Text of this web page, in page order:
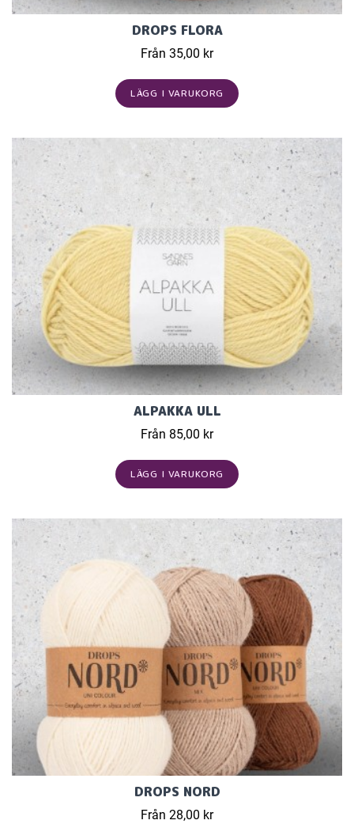
DROPS FLORA
Från 35,00 kr
LÄGG I VARUKORG
ALPAKKA ULL
Från 85,00 kr
LÄGG I VARUKORG
DROPS NORD
Från 28,00 kr